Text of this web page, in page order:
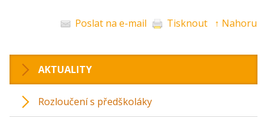
Poslat na e-mail Tisknout ↑ Nahoru
AKTUALITY
Rozloučení s předškoláky